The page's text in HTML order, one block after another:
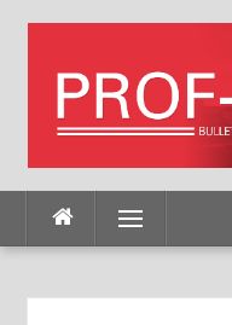
Menu